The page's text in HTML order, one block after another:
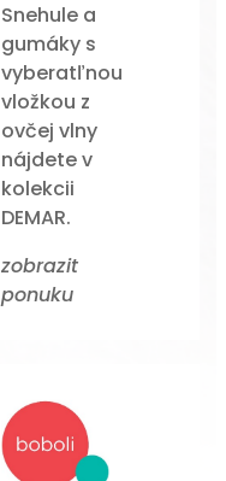
Snehule a
gumáky s
vyberatľnou
vložkou z
ovčej vlny
nájdete v
kolekcii
DEMAR.
zobrazit
ponuku